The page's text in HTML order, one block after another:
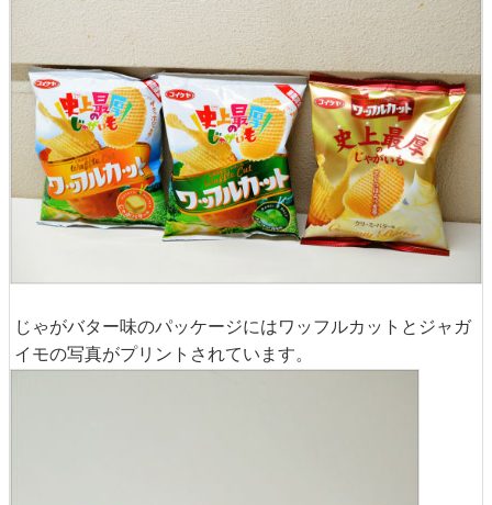
じゃがバター味のパッケージにはワッフルカットとジャガ
イモの写真がプリントされています。